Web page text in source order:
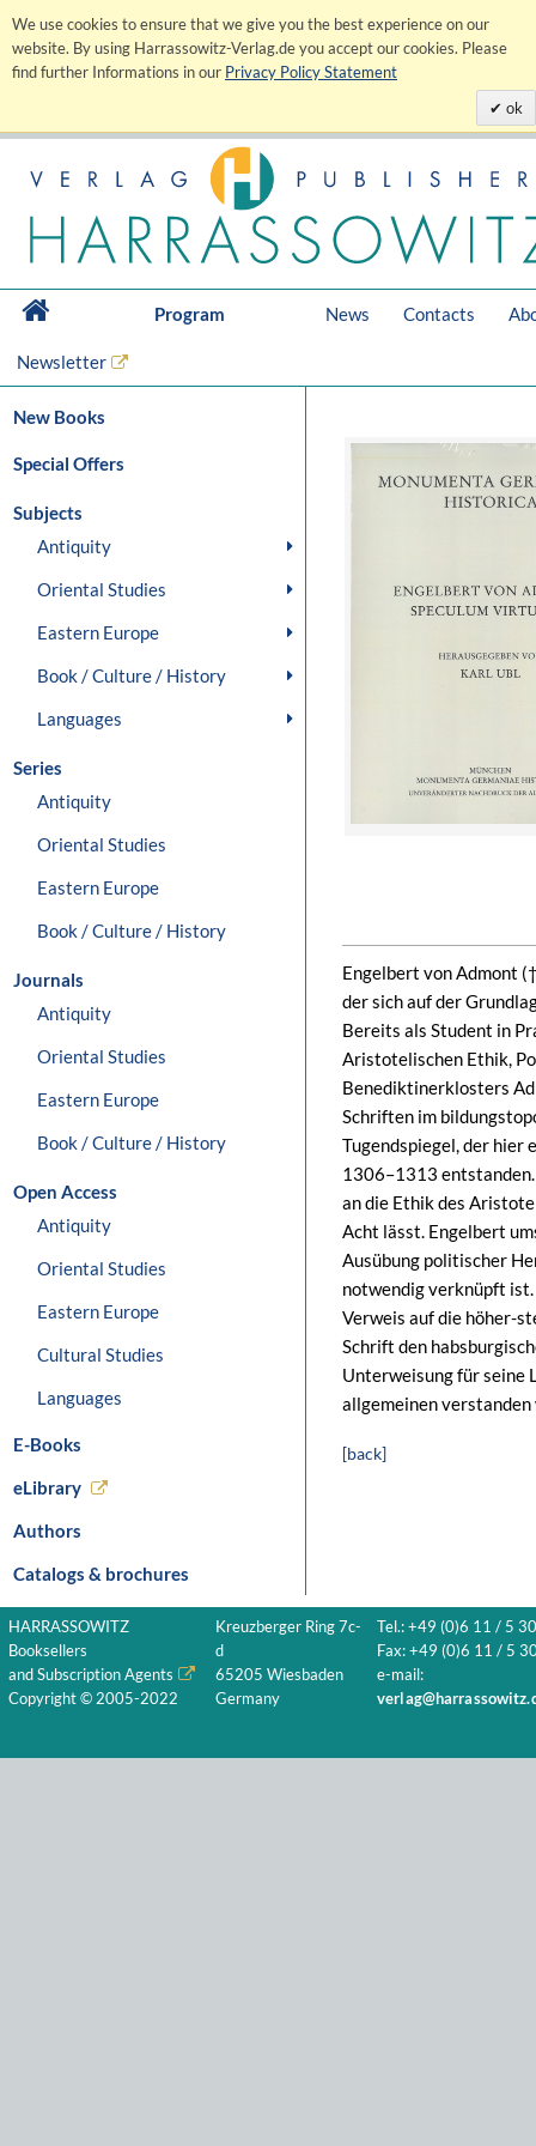
We use cookies to ensure that we give you the best experience on our
website. By using Harrassowitz-Verlag.de you accept our cookies. Please
find further Informations in our Privacy Policy Statement
ok
Program News Contacts
Newsletter
New Books
Special Offers
Subjects
Antiquity
Oriental Studies
Eastern Europe
Book / Culture / History
Languages
Series
Antiquity
Oriental Studies
Eastern Europe
Book / Culture / History
Journals
Antiquity
Oriental Studies
Eastern Europe
Book / Culture / History
Open Access
Antiquity
Oriental Studies
Eastern Europe
Cultural Studies
Languages
E-Books
eLibrary
Authors
Catalogs & brochures
Engelbert von Admont
der sich auf der
Bereits als Student in
Aristotelischen Ethik,
Benediktinerklosters
Schriften im
Tugendspiegel, der hier
1306–1313
an die Ethik des
Acht lässt. Engelbert
Ausübung politischer
notwendig verknüpft
Verweis auf die höher-
Schrift den
Unterweisung für seine
allgemeinen verstanden
[back]
HARRASSOWITZ
Booksellers
and Subscription Agents
Copyright © 2005-2022
Kreuzberger Ring 7c-
d
65205 Wiesbaden
Germany
Tel.: +49 (0)6 11 / 5
Fax: +49 (0)6 11 / 5
e-mail: